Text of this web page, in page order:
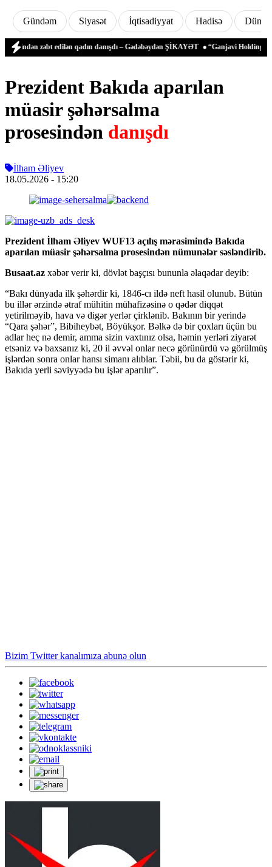
Gündəm Siyasət İqtisadiyyat Hadisə Dünya
zəbt edilən qadın danışdı – Gədəbəydən ŞİKAYƏT “Ganjavi Holding”
Prezident Bakıda aparılan
müasir şəhərsalma
prosesindən danışdı
İlham Əliyev
18.05.2026 - 15:20
Prezident İlham Əliyev WUF13 açılış mərasimində Bakıda
aparılan müasir şəhərsalma prosesindən nümunələr səsləndirib.
Busaat.az xəbər verir ki, dövlət başçısı bununla əlaqədar deyib:
“Bakı dünyada ilk şəhərdir ki, 1846-cı ildə neft hasil olunub. Bütün
bu illər ərzində ətraf mühitin mühafizəsinə o qədər diqqət
yetirilməyib, hava və digər yerlər çirklənib. Bakının bir yerində
“Qara şəhər”, Bibiheybət, Böyükşor. Bəlkə də bir çoxları üçün bu
adlar heç nə demir, amma sizin vaxtınız olsa, həmin yerləri ziyarət
etsəniz və baxsanız ki, 20 il əvvəl onlar necə görünürdü və görülmüş
işlərdən sonra onlar hansı simanı alıblar. Təbii, bu da göstərir ki,
Bakıda yerli səviyyədə bu işlər aparılır”.
Bizim Twitter kanalımıza abunə olun